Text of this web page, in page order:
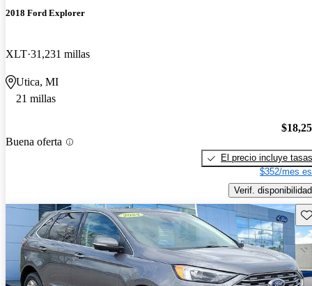
2018 Ford Explorer
XLT 31,231 millas
Utica, MI
21 millas
Buena oferta
El precio incluye tasas
$352/mes
Verif. disponibilidad